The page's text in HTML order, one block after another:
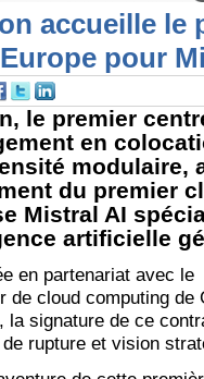
accueille le
pour
le premier
en
modulaire,
du premier
Mistral AI
artificielle
en partenariat avec le
de cloud computing de
la signature de ce
rupture et vision